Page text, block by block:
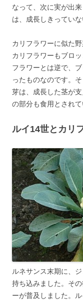
なって、次に実が出
は、成長しきっていな
カリフラワーに似た
カリフラワーもブロ
フラワーとは逆で、
ったものなのです。
芽は、成長した茎が
の部分も食用とされて
ルイ14世とカリ
ルネサンス末期に、
持ち込みました。そ
ーが普及しました。